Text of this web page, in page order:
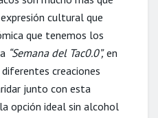
cultural que
que tenemos los
“Semana del Tac0.0”,en
creaciones
junto con esta
opción ideal sin alcohol